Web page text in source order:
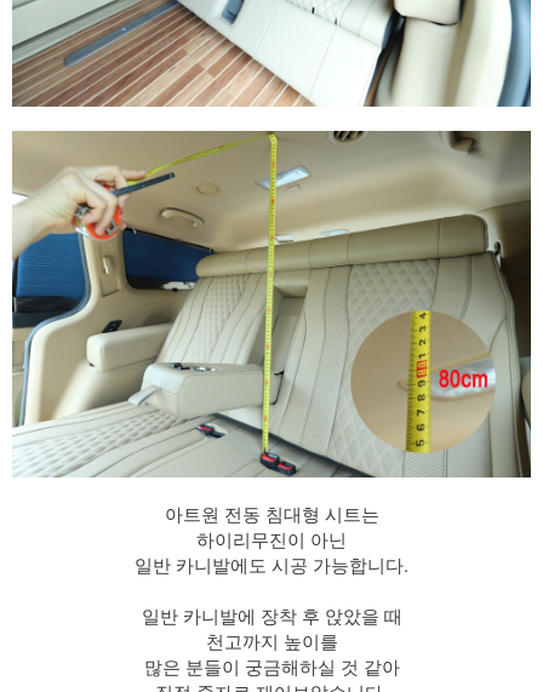
아트원 전동 침대형 시트는
하이리무진이 아닌
일반 카니발에도 시공 가능합니다.
​ 일반 카니발에 장착 후 앉았을 때
천고까지 높이를
많은 분들이 궁금해하실 것 같아